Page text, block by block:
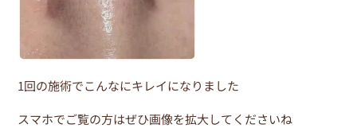
1回の施術でこんなにキレイになりました
スマホでご覧の方はぜひ画像を拡大してくださいね